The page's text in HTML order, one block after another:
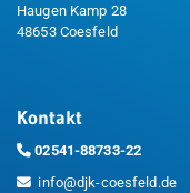
Haugen Kamp 28
48653 Coesfeld
Kontakt
02541-88733-22
info@djk-coesfeld.de